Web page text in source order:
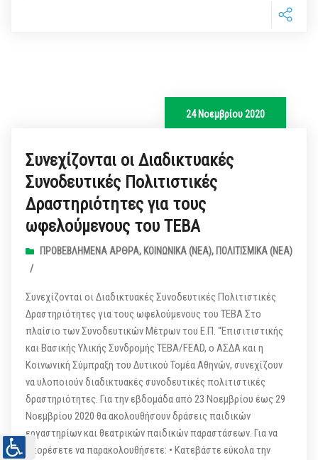
24 Νοεμβρίου 2020
Συνεχίζονται οι Διαδικτυακές
Συνοδευτικές Πολιτιστικές
Δραστηριότητες για τους
ωφελούμενους του ΤΕΒA
ΠΡΟΒΕΒΛΗΜΈΝΑ ΆΡΘΡΑ, ΚΟΙΝΩΝΙΚΆ (ΝΕΑ), ΠΟΛΙΤΙΣΜΙΚΆ (ΝΕΑ)
/
Συνεχίζονται οι Διαδικτυακές Συνοδευτικές Πολιτιστικές
Δραστηριότητες για τους ωφελούμενους του ΤΕΒA Στο
πλαίσιο των Συνοδευτικών Μέτρων του Ε.Π. “Επισιτιστικής
και Βασικής Υλικής Συνδρομής ΤΕΒΑ/FEAD, ο ΑΣΔΑ και η
Κοινωνική Σύμπραξη του Δυτικού Τομέα Αθηνών, συνεχίζουν
να υλοποιούν διαδικτυακές συνοδευτικές πολιτιστικές
δραστηριότητες. Για την εβδομάδα από 23 Νοεμβρίου έως 29
Νοεμβρίου 2020 θα ακολουθήσουν δράσεις παιδικών
εργαστηρίων και θεατρικών παιδικών παραστάσεων. Για να
μπορέσετε να παρακολουθήσετε: • Κατεβάστε εύκολα την